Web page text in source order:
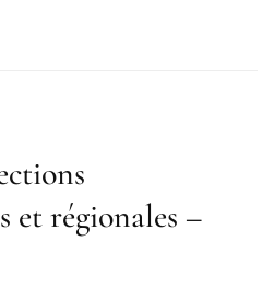
et régionales –